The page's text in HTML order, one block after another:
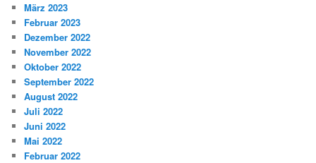
März 2023
Februar 2023
Dezember 2022
November 2022
Oktober 2022
September 2022
August 2022
Juli 2022
Juni 2022
Mai 2022
Februar 2022